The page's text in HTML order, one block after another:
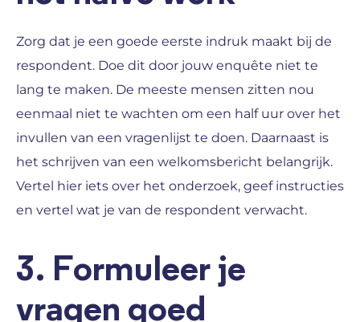
Zorg dat je een goede eerste indruk maakt bij de
respondent. Doe dit door jouw enquête niet te
lang te maken. De meeste mensen zitten nou
eenmaal niet te wachten om een half uur over het
invullen van een vragenlijst te doen. Daarnaast is
het schrijven van een welkomsbericht belangrijk.
Vertel hier iets over het onderzoek, geef instructies
en vertel wat je van de respondent verwacht.
3. Formuleer je
vragen goed